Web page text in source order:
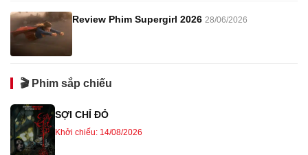
Review Phim Supergirl 2026 28/06/2026
🎬 Phim sắp chiếu
SỢI CHỈ ĐỎ
Khởi chiếu: 14/08/2026